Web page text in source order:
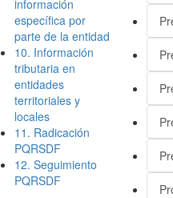
información
específica por
parte de la entidad
10. Información
tributaria en
entidades
territoriales y
locales
11. Radicación
PQRSDF
12. Seguimiento
PQRSDF